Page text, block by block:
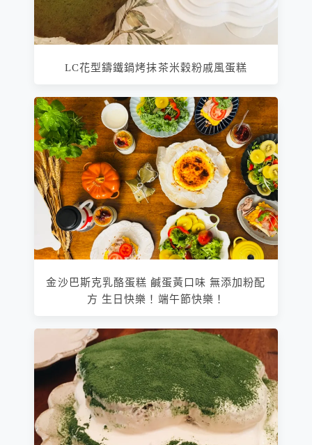
LC花型鑄鐵鍋烤抹茶米穀粉戚風蛋糕
金沙巴斯克乳酪蛋糕 鹹蛋黃口味 無添加粉配
方 生日快樂！端午節快樂！